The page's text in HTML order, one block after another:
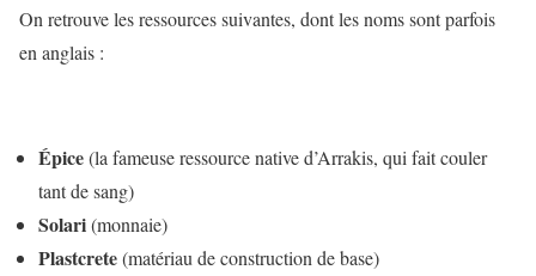
On retrouve les ressources suivantes, dont les noms sont parfois
en anglais :
Épice(la fameuse ressource native d’Arrakis, qui fait couler
tant de sang)
Solari(monnaie)
Plastcrete(matériau de construction de base)